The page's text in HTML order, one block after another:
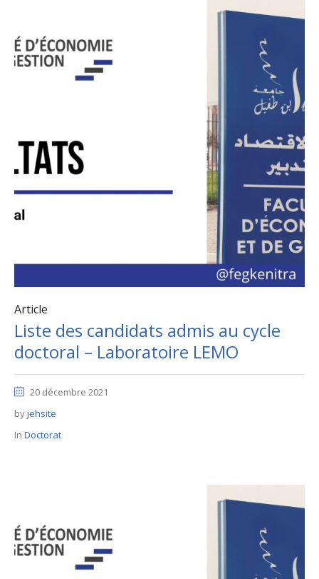
Article
Liste des candidats admis au cycle
doctoral – Laboratoire LEMO
20 décembre 2021
byjehsite
In Doctorat